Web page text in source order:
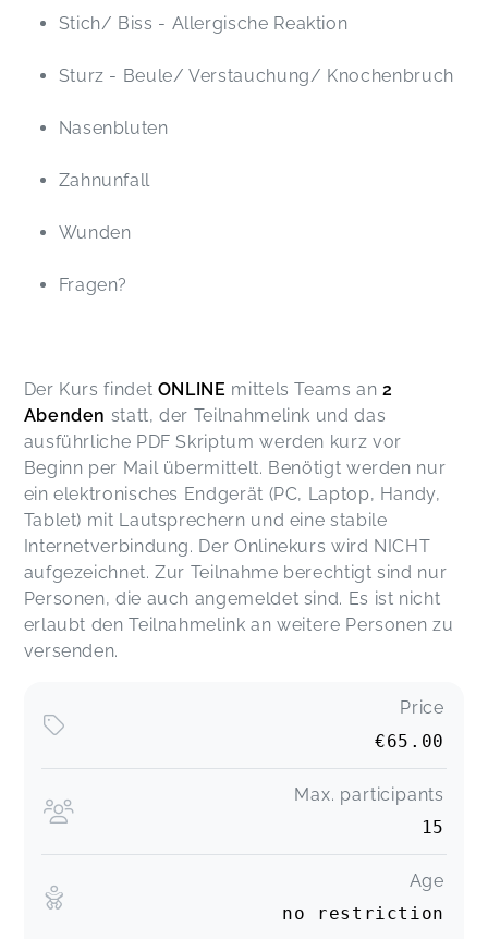
Stich/ Biss - Allergische Reaktion
Sturz - Beule/ Verstauchung/ Knochenbruch
Nasenbluten
Zahnunfall
Wunden
Fragen?
Der Kurs findet ONLINE mittels Teams an2
Abenden statt, der Teilnahmelink und das
ausführliche PDF Skriptum werden kurz vor
Beginn per Mail übermittelt. Benötigt werden nur
ein elektronisches Endgerät (PC, Laptop, Handy,
Tablet) mit Lautsprechern und eine stabile
Internetverbindung. Der Onlinekurs wird NICHT
aufgezeichnet. Zur Teilnahme berechtigt sind nur
Personen, die auch angemeldet sind. Es ist nicht
erlaubt den Teilnahmelink an weitere Personen zu
versenden.
Price
€65.00
Max. participants
15
Age
no restriction